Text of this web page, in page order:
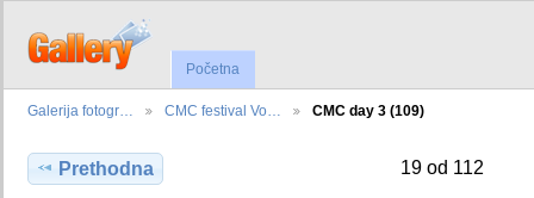
Početna
Galerija fotogr… CMC festival Vo… CMC day 3 (109)
Prethodna 19 od 112